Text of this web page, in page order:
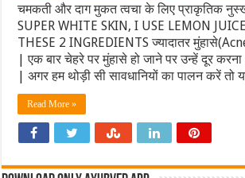
चमकती और दाग मुकत त्वचा के लिए प्राकृतिक
SUPER WHITE SKIN, I USE LEMON
THESE 2 INGREDIENTS ज्यादातर
| एक बार चेहरे पर मुंहासे हो जाने पर उन्हें दूर करना
| अगर हम थोड़ी सी सावधानियों का पालन करें
Read More »